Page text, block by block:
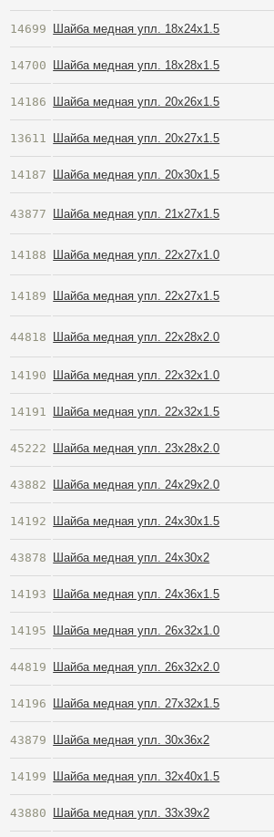
14699 Шайба медная упл. 18х24х1.5
14700 Шайба медная упл. 18х28х1.5
14186 Шайба медная упл. 20х26х1.5
13611 Шайба медная упл. 20х27х1.5
14187 Шайба медная упл. 20х30х1.5
43877 Шайба медная упл. 21х27х1.5
14188 Шайба медная упл. 22х27х1.0
14189 Шайба медная упл. 22х27х1.5
44818 Шайба медная упл. 22х28х2.0
14190 Шайба медная упл. 22х32х1.0
14191 Шайба медная упл. 22х32х1.5
45222 Шайба медная упл. 23х28х2.0
43882 Шайба медная упл. 24х29х2.0
14192 Шайба медная упл. 24х30х1.5
43878 Шайба медная упл. 24х30х2
14193 Шайба медная упл. 24х36х1.5
14195 Шайба медная упл. 26х32х1.0
44819 Шайба медная упл. 26х32х2.0
14196 Шайба медная упл. 27х32х1.5
43879 Шайба медная упл. 30х36х2
14199 Шайба медная упл. 32х40х1.5
43880 Шайба медная упл. 33х39х2